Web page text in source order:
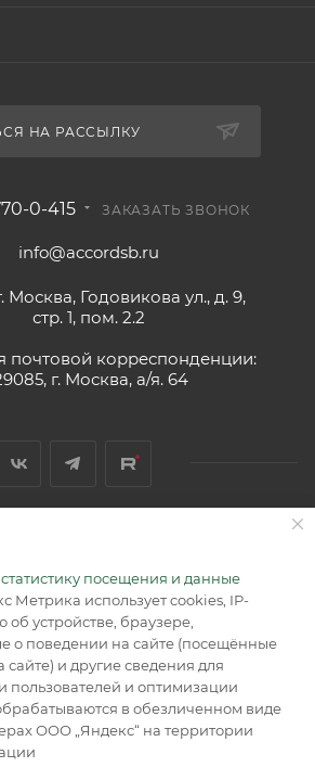
НА РАССЫЛКУ
0-415 ЗАКАЗАТЬ ЗВОНОК
info@accordsb.ru
Москва, Годовикова ул., д. 9,
стр. 1, пом. 2.2
почтовой корреспонденции:
г. Москва, а/я. 64
Ваше внимание на то, что вся
размещенная на сайте, носит
характер и не является публичной
положениями Статьи 437 (2) ГК РФ.
посещения и данные
Метрика использует cookies, IP-
устройстве, браузере,
о поведении на сайте (посещённые
и другие сведения для
пользователей и оптимизации
в обезличенном виде
ООО „Яндекс“ на территории